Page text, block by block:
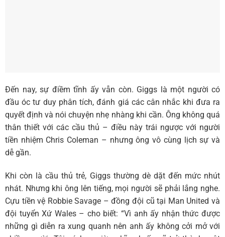
Đến nay, sự điềm tĩnh ấy vẫn còn. Giggs là một người có
đầu óc tư duy phân tích, đánh giá các cân nhắc khi đưa ra
quyết định và nói chuyện nhẹ nhàng khi cần. Ông không quá
thân thiết với các cầu thủ – điều này trái ngược với người
tiền nhiệm Chris Coleman – nhưng ông vô cùng lịch sự và
dễ gần.
Khi còn là cầu thủ trẻ, Giggs thường dè dặt đến mức nhút
nhát. Nhưng khi ông lên tiếng, mọi người sẽ phải lắng nghe.
Cựu tiền vệ Robbie Savage – đồng đội cũ tại Man United và
đội tuyển Xứ Wales – cho biết: “Vì anh ấy nhận thức được
những gì diễn ra xung quanh nên anh ấy không cởi mở với